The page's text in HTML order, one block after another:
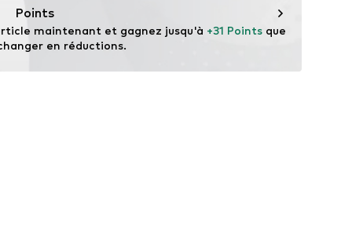
Points
maintenant et gagnez jusqu'à +31 Points que
en réductions.